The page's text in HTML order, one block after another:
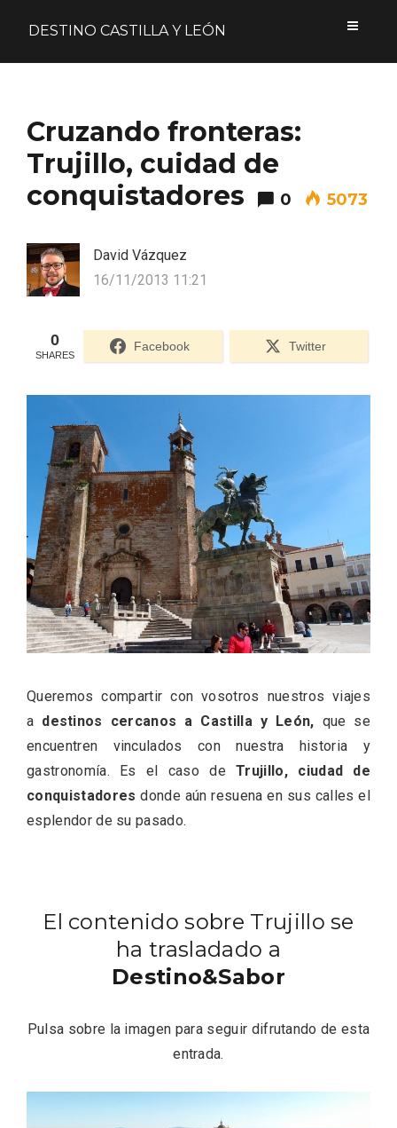
DESTINO CASTILLA Y LEÓN
Cruzando fronteras:
Trujillo, cuidad de
conquistadores
0 5073
David Vázquez
16/11/2013 11:21
0
SHARES
Facebook Twitter
Queremos compartir con vosotros nuestros viajes
a destinos cercanos a Castilla y León, que se
encuentren vinculados con nuestra historia y
gastronomía. Es el caso deTrujillo, ciudad de
conquistadores donde aún resuena en sus calles el
esplendor de su pasado.
El contenido sobre Trujillo se
ha trasladado a
Destino&Sabor
Pulsa sobre la imagen para seguir difrutando de esta
entrada.
Nombre de usuario o correo electrónico
Formulario de acceso protegido por
Login Lockdown
ACCEDER
Ultimas entradas
y Feria de Artesanía